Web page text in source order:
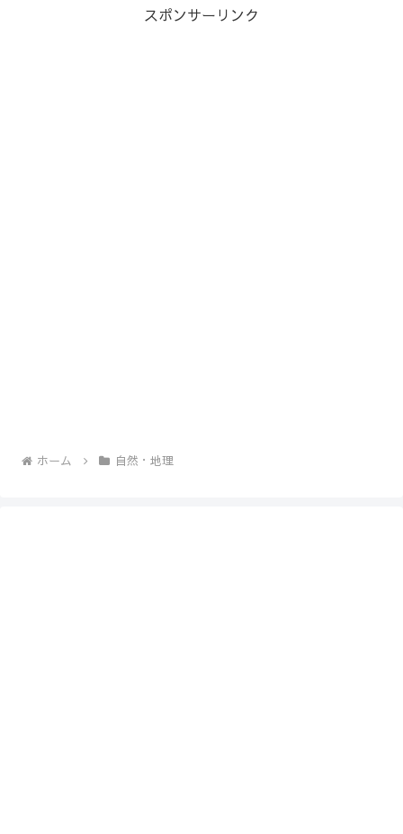
スポンサーリンク
ホーム 自然・地理